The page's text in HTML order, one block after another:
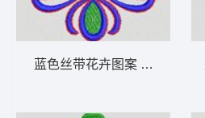
蓝色丝带花卉图案 植物花型